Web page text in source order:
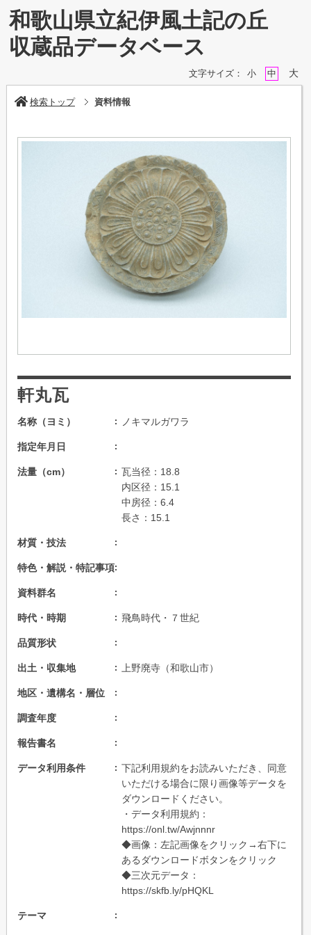
和歌山県立紀伊風土記の丘
収蔵品データベース
文字サイズ： 小 中 大
検索トップ 資料情報
軒丸瓦
名称（ヨミ） ノキマルガワラ
指定年月日
法量（cm）
瓦当径：18.8
内区径：15.1
中房径：6.4
長さ：15.1
材質・技法
特色・解説・特記事項
資料群名
時代・時期 飛鳥時代・７世紀
品質形状
出土・収集地 上野廃寺（和歌山市）
地区・遺構名・層位
調査年度
報告書名
データ利用条件
下記利用規約をお読みいただき、同意
いただける場合に限り画像等データを
ダウンロードください。
・データ利用規約：
https://onl.tw/Awjnnnr
◆画像：左記画像をクリック→右下に
あるダウンロードボタンをクリック
◆三次元データ：
https://skfb.ly/pHQKL
テーマ